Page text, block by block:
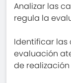
Analizar las
regula la
Identificar las
evaluación
de